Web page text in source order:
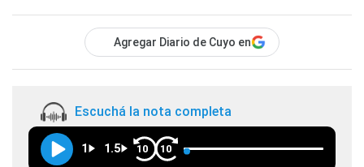
Agregar Diario de Cuyo en
Escuchá la nota completa
1 1.5 10 10